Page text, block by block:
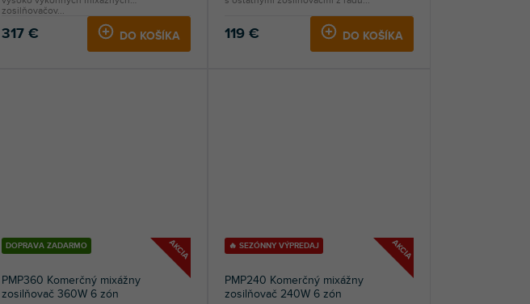
317 € DO KOŠÍKA
zosilňovačov...
119 € DO KOŠÍKA
AKCIA
DOPRAVA ZADARMO
PMP360 Komerčný mixážny
zosilňovač 360W 6 zón
AKCIA
🔥 SEZÓNNY VÝPREDAJ
PMP240 Komerčný mixážny
zosilňovač 240W 6 zón